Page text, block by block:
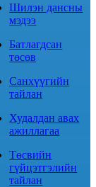
Шилэн дансны
мэдээ
Батлагдсан
төсөв
Санхүүгийн
тайлан
Худалдан авах
ажиллагаа
Төсвийн
гүйцэтгэлийн
тайлан